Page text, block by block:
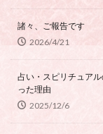
諸々、ご報告です
2026/4/21
占い・スピリチュア
った理由
2025/12/6